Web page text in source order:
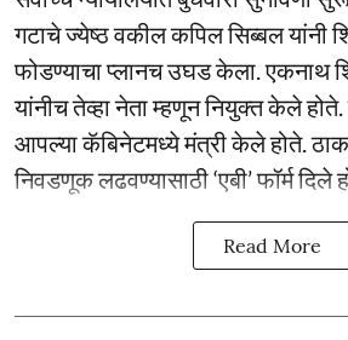
गटाचे ज्येष्ठ वकील कपिल सिब्बल यांनी
फोडण्याचा प्लानच उघड केला. एकनाथ
यांनीच तेव्हा नेता म्हणून नियुक्त केले
आपल्या कॅबिनेटमध्ये मंत्री केले होते.
निवडणूक लढवण्यासाठी ‘एबी’ फॉर्म दिले
Read More